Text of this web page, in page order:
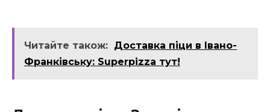
Читайте також: Доставка піци в Івано-
Франківську: Superpizza тут!